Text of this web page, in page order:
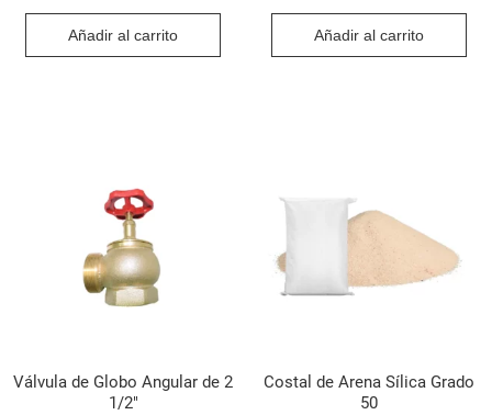
Añadir al carrito Añadir al carrito
Válvula de Globo Angular de 2
1/2″
Costal de Arena Sílica Grado
50